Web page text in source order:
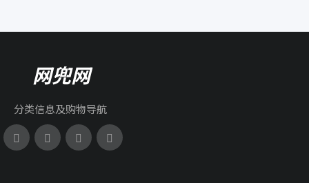
网兜网
分类信息及购物导航